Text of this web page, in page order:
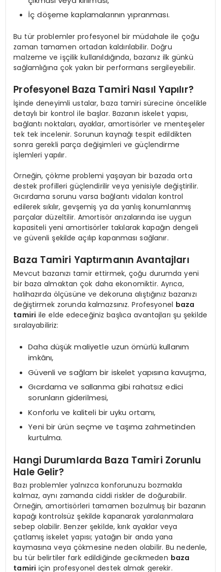
İç döşeme kaplamalarının yıpranması.
Bu tür problemler profesyonel bir müdahale ile çoğu
zaman tamamen ortadan kaldırılabilir. Doğru
malzeme ve işçilik kullanıldığında, bazanız ilk günkü
sağlamlığına çok yakın bir performans sergileyebilir.
Profesyonel Baza Tamiri Nasıl Yapılır?
İşinde deneyimli ustalar, baza tamiri sürecine öncelikle
detaylı bir kontrol ile başlar. Bazanın iskelet yapısı,
bağlantı noktaları, ayaklar, amortisörler ve menteşeler
tek tek incelenir. Sorunun kaynağı tespit edildikten
sonra gerekli parça değişimleri ve güçlendirme
işlemleri yapılır.
Örneğin, çökme problemi yaşayan bir bazada orta
destek profilleri güçlendirilir veya yenisiyle değiştirilir.
Gıcırdama sorunu varsa bağlantı vidaları kontrol
edilerek sıkılır, gevşemiş ya da yanlış konumlanmış
parçalar düzeltilir. Amortisör arızalarında ise uygun
kapasiteli yeni amortisörler takılarak kapağın dengeli
ve güvenli şekilde açılıp kapanması sağlanır.
Baza Tamiri Yaptırmanın Avantajları
Mevcut bazanızı tamir ettirmek, çoğu durumda yeni
bir baza almaktan çok daha ekonomiktir. Ayrıca,
halihazırda ölçüsüne ve dekoruna alıştığınız bazanızı
değiştirmek zorunda kalmazsınız. Profesyonel baza
tamiri ile elde edeceğiniz başlıca avantajları şu şekilde
sıralayabiliriz:
Daha düşük maliyetle uzun ömürlü kullanım
imkânı,
Güvenli ve sağlam bir iskelet yapısına kavuşma,
Gıcırdama ve sallanma gibi rahatsız edici
sorunların giderilmesi,
Konforlu ve kaliteli bir uyku ortamı,
Yeni bir ürün seçme ve taşıma zahmetinden
kurtulma.
Hangi Durumlarda Baza Tamiri Zorunlu
Hale Gelir?
Bazı problemler yalnızca konforunuzu bozmakla
kalmaz, aynı zamanda ciddi riskler de doğurabilir.
Örneğin, amortisörleri tamamen bozulmuş bir bazanın
kapağı kontrolsüz şekilde kapanarak yaralanmalara
sebep olabilir. Benzer şekilde, kırık ayaklar veya
çatlamış iskelet yapısı; yatağın bir anda yana
kaymasına veya çökmesine neden olabilir. Bu nedenle,
bu tür belirtiler fark edildiğinde gecikmeden baza
tamiri için profesyonel destek almak gerekir.